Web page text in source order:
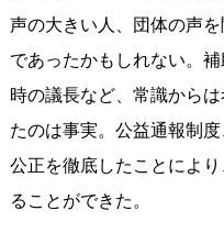
声の大きい人、団体の声
であったかもしれない。
時の議長など、常識から
たのは事実。公益通報制
公正を徹底したことによ
ることができた。